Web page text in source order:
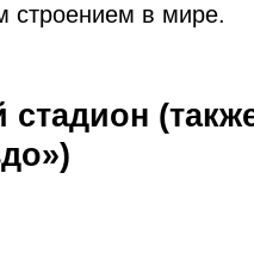
строением в мире.